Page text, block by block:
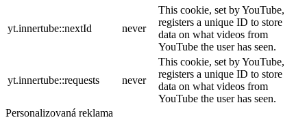
yt.innertube::nextId never
This cookie, set by YouTube,
registers a unique ID to store
data on what videos from
YouTube the user has seen.
yt.innertube::requests never
This cookie, set by YouTube,
registers a unique ID to store
data on what videos from
YouTube the user has seen.
Personalizovaná reklama